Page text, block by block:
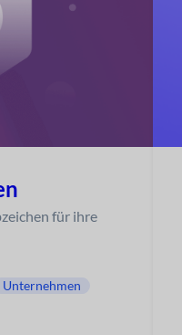
für ihre
Unternehmen